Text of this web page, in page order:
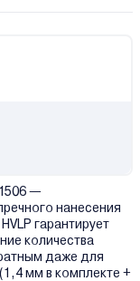
—
нанесения
гарантирует
количества
даже для
мм в комплекте +